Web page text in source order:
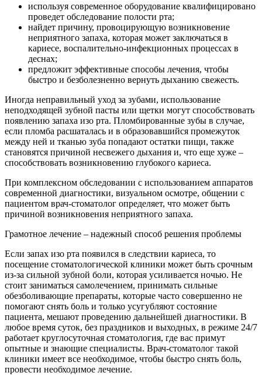
используя современное оборудование квалифицировано
проведет обследование полости рта;
найдет причину, провоцирующую возникновение
неприятного запаха, которая может заключаться в
кариесе, воспалительно-инфекционных процессах в
деснах;
предложит эффективные способы лечения, чтобы
быстро и безболезненно вернуть дыханию свежесть.
Иногда неправильный уход за зубами, использование
неподходящей зубной пасты или щетки могут способствовать
появлению запаха изо рта. Пломбированные зубы в случае,
если пломба расшаталась и в образовавшийся промежуток
между ней и тканью зуба попадают остатки пищи, также
становятся причиной несвежего дыхания и, что еще хуже –
способствовать возникновению глубокого кариеса.
При комплексном обследовании с использованием аппаратов
современной диагностики, визуальном осмотре, общении с
пациентом врач-стоматолог определяет, что может быть
причиной возникновения неприятного запаха.
Грамотное лечение – надежный способ решения проблемы
Если запах изо рта появился в следствии кариеса, то
посещение стоматологической клиники может быть срочным
из-за сильной зубной боли, которая усиливается ночью. Не
стоит заниматься самолечением, принимать сильные
обезболивающие препараты, которые часто совершенно не
помогают снять боль и только усугубляют состояние
пациента, мешают проведению дальнейшей диагностики. В
любое время суток, без праздников и выходных, в режиме 24/7
работает круглосуточная стоматология, где вас примут
опытные и знающие специалисты. Врач-стоматолог такой
клиники имеет все необходимое, чтобы быстро снять боль,
провести необходимое лечение.